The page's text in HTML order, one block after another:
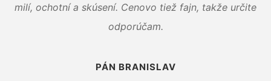
milí, ochotní a skúsení. Cenovo tiež fajn, takže určite
odporúčam.
PÁN BRANISLAV